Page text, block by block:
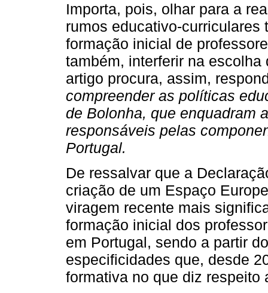
Importa, pois, olhar para a
rumos educativo-
formação inicial de
também, interferir na
artigo procura, assim,
compreender as políticas
de Bolonha, que enquadram
responsáveis pelas
Portugal.
De ressalvar que a
criação de um Espaço
viragem recente mais
formação inicial dos
em Portugal, sendo a partir
especificidades que, desde
formativa no que diz respeito